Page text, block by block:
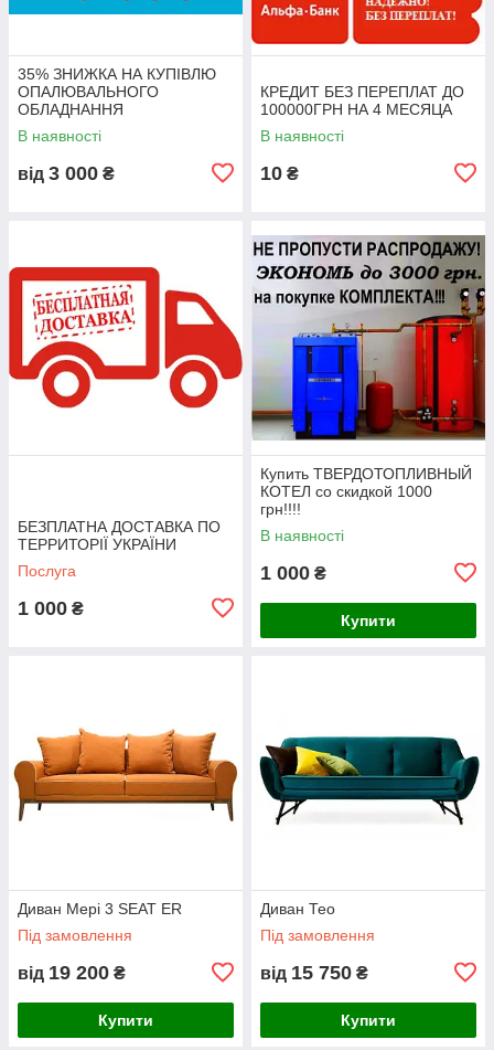
35% ЗНИЖКА НА КУПІВЛЮ
ОПАЛЮВАЛЬНОГО
ОБЛАДНАННЯ
В наявності
від 3 000 ₴
КРЕДИТ БЕЗ ПЕРЕПЛАТ ДО
100000ГРН НА 4 МЕСЯЦА
В наявності
10 ₴
БЕЗПЛАТНА ДОСТАВКА ПО
ТЕРРИТОРІЇ УКРАЇНИ
Послуга
1 000 ₴
Купить ТВЕРДОТОПЛИВНЫЙ
КОТЕЛ со скидкой 1000
грн!!!!
В наявності
1 000 ₴
Купити
Диван Мері 3 SEAT ER
Під замовлення
від 19 200 ₴
Купити
Диван Тео
Під замовлення
від 15 750 ₴
Купити